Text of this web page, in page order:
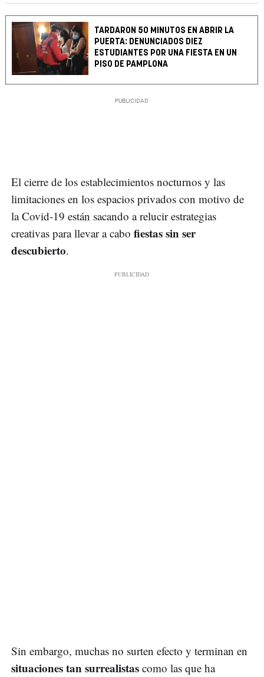
TARDARON 50 MINUTOS EN ABRIR LA
PUERTA: DENUNCIADOS DIEZ
ESTUDIANTES POR UNA FIESTA EN UN
PISO DE PAMPLONA
El cierre de los establecimientos nocturnos y las
limitaciones en los espacios privados con motivo de
la Covid-19 están sacando a relucir estrategias
creativas para llevar a cabo fiestas sin ser
descubierto.
Sin embargo, muchas no surten efecto y terminan en
situaciones tan surrealistas como las que ha